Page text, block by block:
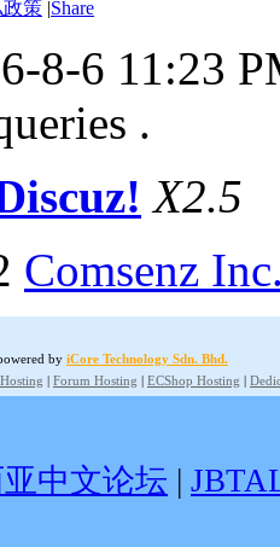
政策 |Share
8-6 11:23
.
X2.5
Comsenz
by iCore Technology Sdn. Bhd.
| Forum Hosting | ECShop Hosting |
中文论坛 |